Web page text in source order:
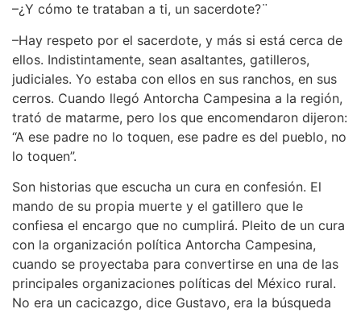
–¿Y cómo te trataban a ti, un sacerdote?¨
–Hay respeto por el sacerdote, y más si está cerca de
ellos. Indistintamente, sean asaltantes, gatilleros,
judiciales. Yo estaba con ellos en sus ranchos, en sus
cerros. Cuando llegó Antorcha Campesina a la región,
trató de matarme, pero los que encomendaron dijeron:
“A ese padre no lo toquen, ese padre es del pueblo, no
lo toquen”.
Son historias que escucha un cura en confesión. El
mando de su propia muerte y el gatillero que le
confiesa el encargo que no cumplirá. Pleito de un cura
con la organización política Antorcha Campesina,
cuando se proyectaba para convertirse en una de las
principales organizaciones políticas del México rural.
No era un cacicazgo, dice Gustavo, era la búsqueda